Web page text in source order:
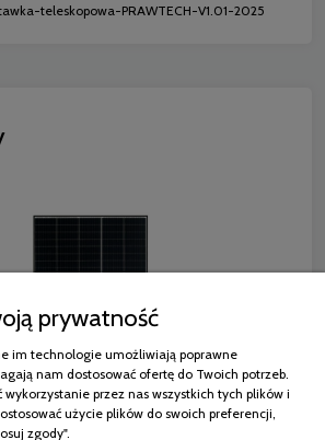
teleskopowa-PRAWTECH-V1.01-2025
prywatność
im technologie umożliwiają poprawne
nam dostosować ofertę do Twoich potrzeb.
przez nas wszystkich tych plików i
użycie plików do swoich preferencji,
zgody".